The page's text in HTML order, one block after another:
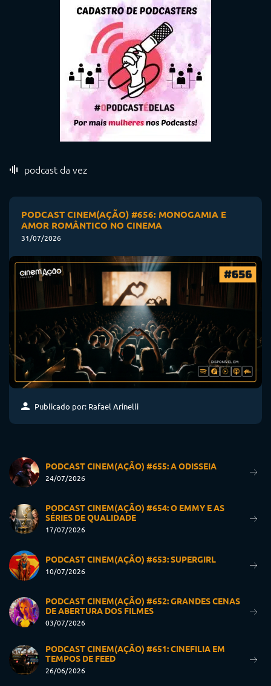
podcast da vez
PODCAST CINEM(AÇÃO) #656: MONOGAMIA E
AMOR ROMÂNTICO NO CINEMA
31/07/2026
Publicado por: Rafael Arinelli
PODCAST CINEM(AÇÃO) #655: A ODISSEIA
24/07/2026
PODCAST CINEM(AÇÃO) #654: O EMMY E AS
SÉRIES DE QUALIDADE
17/07/2026
PODCAST CINEM(AÇÃO) #653: SUPERGIRL
10/07/2026
PODCAST CINEM(AÇÃO) #652: GRANDES CENAS
DE ABERTURA DOS FILMES
03/07/2026
PODCAST CINEM(AÇÃO) #651: CINEFILIA EM
TEMPOS DE FEED
26/06/2026